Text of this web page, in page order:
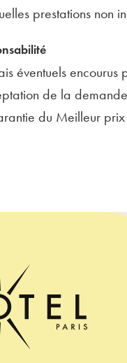
prestations non
éventuels
de la
du Meilleur